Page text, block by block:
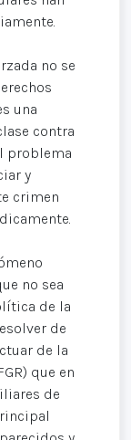
no se
una
contra
problema
y
crimen
no sea
de la
de
de la
que en
de